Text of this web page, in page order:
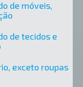
de móveis,
de tecidos e
exceto roupas